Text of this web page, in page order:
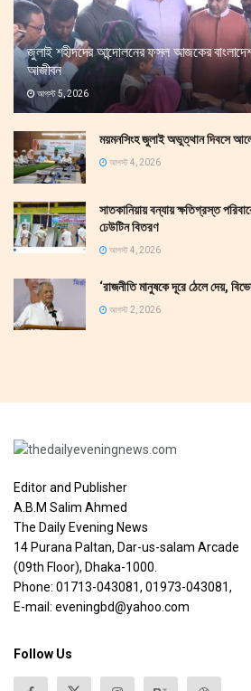
জুলাই শহীদদের আন্দোলনের ফসল আজকের বাংলাদেশ
আজীবন
আগস্ট 5, 2026
ময়মনসিংহ জুলাই অভুত্থান দিবসে
আগস্ট 4, 2026
সাতকানিয়ায় বন্যায় ক্ষতিগ্রস্ত
ঢেউটিন বিতরণ
আগস্ট 4, 2026
‘রাজনীতি মানুষকে দূরে ঠেলে দেয়,
আগস্ট 2, 2026
Editor and Publisher
A.B.M Salim Ahmed
The Daily Evening News
14 Purana Paltan, Dar-us-salam Arcade
(09th Floor), Dhaka-1000.
Phone: 01713-043081, 01973-043081,
E-mail: eveningbd@yahoo.com
Follow Us